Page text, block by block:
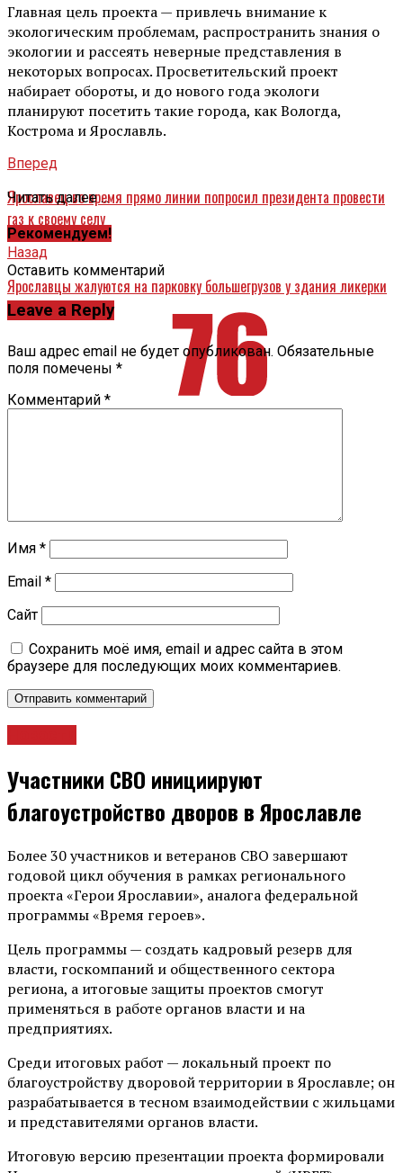
Главная цель проекта — привлечь внимание к
экологическим проблемам, распространить знания о
экологии и рассеять неверные представления в
некоторых вопросах. Просветительский проект
набирает обороты, и до нового года экологи
планируют посетить такие города, как Вологда,
Кострома и Ярославль.
Вперед
Ярославец во время прямо линии попросил президента провести
газ к своему селу
Назад
Ярославцы жалуются на парковку большегрузов у здания ликерки
Читать далее ...
Рекомендуем!
Оставить комментарий
Leave a Reply
Ваш адрес email не будет опубликован. Обязательные
поля помечены *
Комментарий *
Имя *
Email *
Сайт
Сохранить моё имя, email и адрес сайта в этом
браузере для последующих моих комментариев.
Участники СВО инициируют
благоустройство дворов в Ярославле
Более 30 участников и ветеранов СВО завершают
годовой цикл обучения в рамках регионального
проекта «Герои Ярославии», аналога федеральной
программы «Время героев».
Цель программы — создать кадровый резерв для
власти, госкомпаний и общественного сектора
региона, а итоговые защиты проектов смогут
применяться в работе органов власти и на
предприятиях.
Среди итоговых работ — локальный проект по
благоустройству дворовой территории в Ярославле; он
разрабатывается в тесном взаимодействии с жильцами
и представителями органов власти.
Итоговую версию презентации проекта формировали